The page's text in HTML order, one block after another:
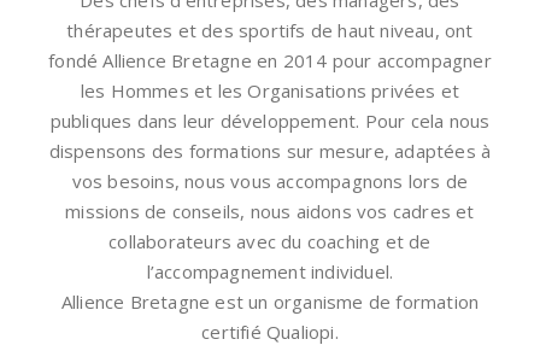
thérapeutes et des sportifs de haut niveau, ont
fondé Allience Bretagne en 2014 pour accompagner
les Hommes et les Organisations privées et
publiques dans leur développement. Pour cela nous
dispensons des formations sur mesure, adaptées à
vos besoins, nous vous accompagnons lors de
missions de conseils, nous aidons vos cadres et
collaborateurs avec du coaching et de
l’accompagnement individuel.
Allience Bretagne est un organisme de formation
certifié Qualiopi.